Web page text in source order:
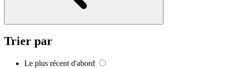
Trier par
Le plus récent d'abord